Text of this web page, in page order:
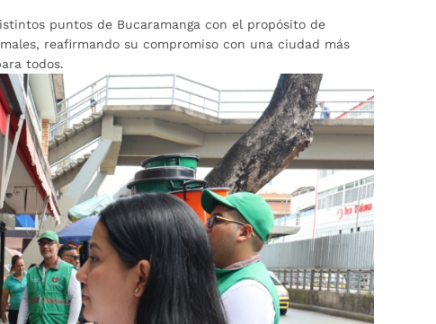
puntos de Bucaramanga con el propósito de
reafirmando su compromiso con una ciudad más
todos.